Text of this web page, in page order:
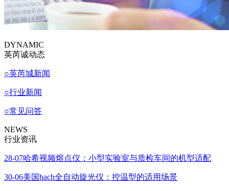
DYNAMIC
英芮诚动态
○英芮城新闻
○行业新闻
○常见问答
NEWS
行业资讯
28-07哈希视频熔点仪：小型实验室与质检车间的机型适配
30-06美国hach全自动旋光仪：控温型的适用场景